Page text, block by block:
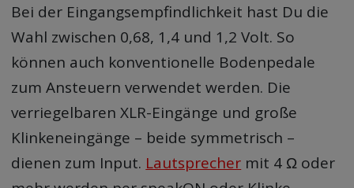
Bei der Eingangsempfindlichkeit hast Du die
Wahl zwischen 0,68, 1,4 und 1,2 Volt. So
können auch konventionelle Bodenpedale
zum Ansteuern verwendet werden. Die
verriegelbaren XLR-Eingänge und große
Klinkeneingänge – beide symmetrisch –
dienen zum Input. Lautsprecher mit 4 Ω oder